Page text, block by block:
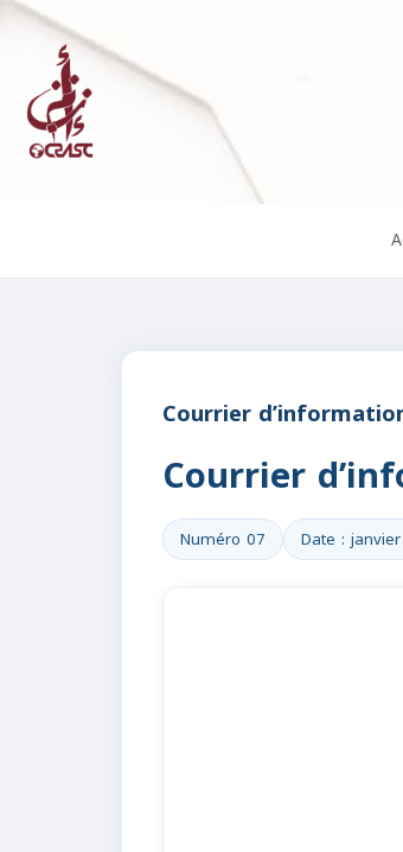
Courrier
Courrier
Numéro 07 Date :